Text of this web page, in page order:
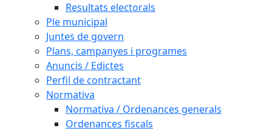
Resultats electorals
Ple municipal
Juntes de govern
Plans, campanyes i programes
Anuncis / Edictes
Perfil de contractant
Normativa
Normativa / Ordenances generals
Ordenances fiscals